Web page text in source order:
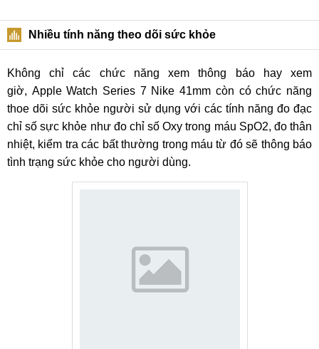
Nhiều tính năng theo dõi sức khỏe
Không chỉ các chức năng xem thông báo hay xem
giờ, Apple Watch Series 7 Nike 41mm còn có chức năng
thoe dõi sức khỏe người sử dụng với các tính năng đo đạc
chỉ số sực khỏe như đo chỉ số Oxy trong máu SpO2, đo thân
nhiệt, kiểm tra các bất thường trong máu từ đó sẽ thông báo
tình trạng sức khỏe cho người dùng.